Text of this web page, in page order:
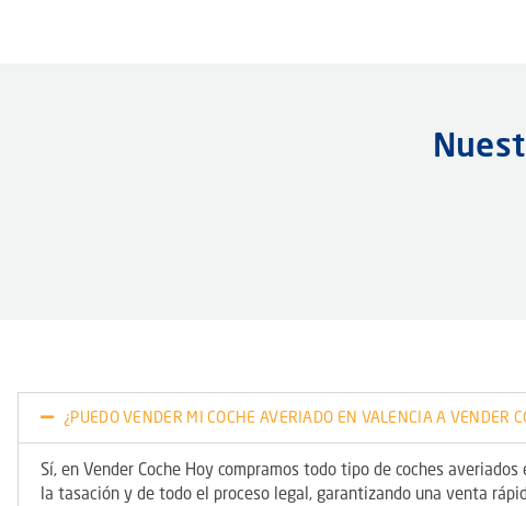
¿PUEDO VENDER MI COCHE AVERIADO EN VALENCIA A VENDER
Sí, en Vender Coche Hoy compramos todo tipo de coches
la tasación y de todo el proceso legal, garantizando una venta